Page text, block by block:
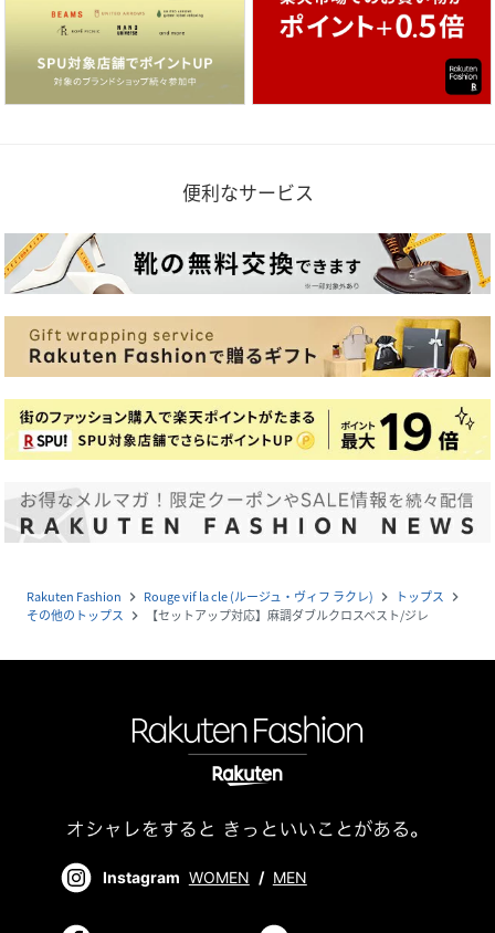
便利なサービス
Rakuten Fashion navigate_next Rouge vif la cle (ルージュ・ヴィフ ラクレ) navigate_next トップス navigate_next
その他のトップス navigate_next 【セットアップ対応】麻調ダブルクロスベスト/ジレ
Instagram WOMEN / MEN